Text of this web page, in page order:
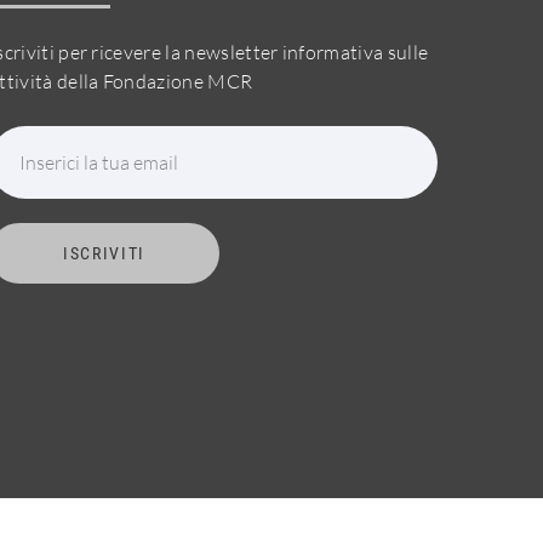
per ricevere la newsletter informativa sulle
della Fondazione MCR
Inserici la tua email
ISCRIVITI